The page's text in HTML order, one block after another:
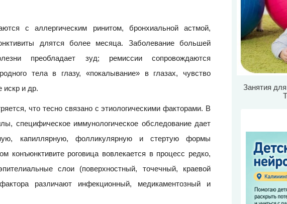
с аллергическим ринитом, бронхиальной астмой,
длятся более месяца. Заболевание большей
преобладает зуд; ремиссии сопровождаются
тела в глазу, «покалывание» в глазах, чувство
искр и др.
что тесно связано с этиологическими факторами. В
специфическое иммунологическое обследование дает
капиллярную, фолликулярную и стертую формы
конъюнктивите роговица вовлекается в процесс редко,
слои (поверхностный, точечный, краевой
различают инфекционный, медикаментозный и
Занятия